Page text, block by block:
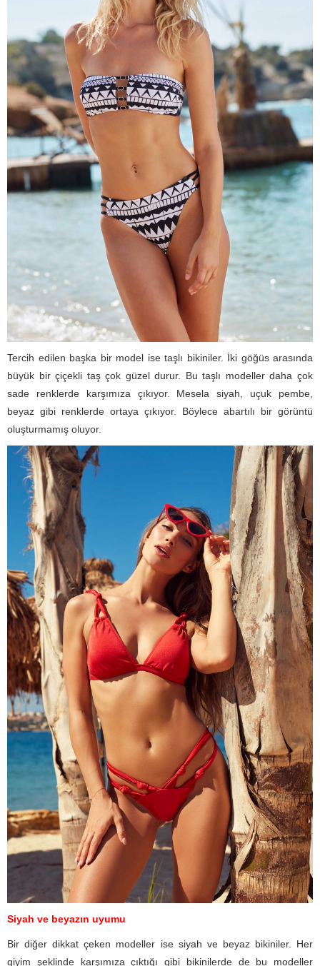
Tercih edilen başka bir model ise taşlı bikiniler. İki göğüs arasında
büyük bir çiçekli taş çok güzel durur. Bu taşlı modeller daha çok
sade renklerde karşımıza çıkıyor. Mesela siyah, uçuk pembe,
beyaz gibi renklerde ortaya çıkıyor. Böylece abartılı bir görüntü
oluşturmamış oluyor.
Siyah ve beyazın uyumu
Bir diğer dikkat çeken modeller ise siyah ve beyaz bikiniler. Her
giyim şeklinde karşımıza çıktığı gibi bikinilerde de bu modeller